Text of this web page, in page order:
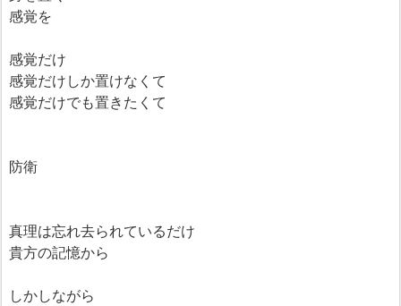
感覚を
感覚だけ
感覚だけしか置けなくて
感覚だけでも置きたくて
防衛
真理は忘れ去られているだけ
貴方の記憶から
しかしながら